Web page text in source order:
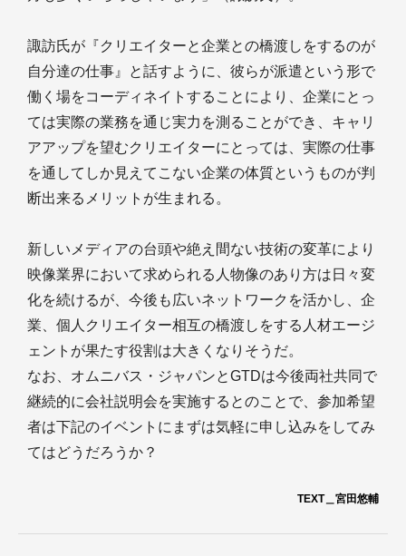
諏訪氏が『クリエイターと企業との橋渡しをするのが
自分達の仕事』と話すように、彼らが派遣という形で
働く場をコーディネイトすることにより、企業にとっ
ては実際の業務を通じ実力を測ることができ、キャリ
アアップを望むクリエイターにとっては、実際の仕事
を通してしか見えてこない企業の体質というものが判
断出来るメリットが生まれる。
新しいメディアの台頭や絶え間ない技術の変革により
映像業界において求められる人物像のあり方は日々変
化を続けるが、今後も広いネットワークを活かし、企
業、個人クリエイター相互の橋渡しをする人材エージ
ェントが果たす役割は大きくなりそうだ。
なお、オムニバス・ジャパンとGTDは今後両社共同で
継続的に会社説明会を実施するとのことで、参加希望
者は下記のイベントにまずは気軽に申し込みをしてみ
てはどうだろうか？
TEXT＿宮田悠輔